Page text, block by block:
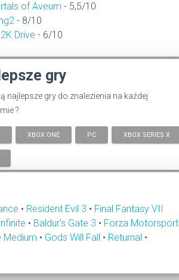
of Aveum - 5,5/10
- 8/10
Drive - 6/10
gry
najlepsze gry do znalezienia na każdej
?
XBOX ONE PC XBOX SERIES X
• Resident Evil 3 • Final Fantasy VII
• Baldur's Gate 3 • Forza Motorsport
Medium • Gods Will Fall • Returnal •